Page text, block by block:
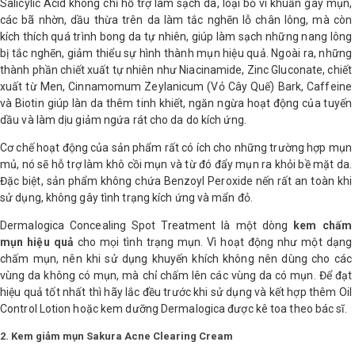
Shop All Brand A-
Z
Salicylic Acid không chỉ hỗ trợ làm sạch da, loại bỏ vi khuẩn gây mụn,
các bã nhờn, dầu thừa trên da làm tắc nghẽn lỗ chân lông, mà còn
kích thích quá trình bong da tự nhiên, giúp làm sạch những nang lông
bị tắc nghẽn, giảm thiểu sự hình thành mụn hiệu quả. Ngoài ra, những
thành phần chiết xuất tự nhiên như Niacinamide, Zinc Gluconate, chiết
xuất từ Men, Cinnamomum Zeylanicum (Vỏ Cây Quế) Bark, Caffeine
và Biotin giúp làn da thêm tinh khiết, ngăn ngừa hoạt động của tuyến
dầu và làm dịu giảm ngứa rát cho da do kích ứng.
Cơ chế hoạt động của sản phẩm rất có ích cho những trường hợp mụn
mủ, nó sẽ hỗ trợ làm khô cồi mụn và từ đó đẩy mụn ra khỏi bề mặt da.
Đặc biệt, sản phẩm không chứa Benzoyl Peroxide nến rất an toàn khi
sử dụng, không gây tình trạng kích ứng và mẩn đỏ.
Dermalogica Concealing Spot Treatment là một dòng
kem chấm
mụn hiệu quả cho mọi tình trạng mụn. Vì hoạt động như một dạng
chấm mụn, nên khi sử dụng khuyến khích không nên dùng cho các
vùng da không có mụn, mà chỉ chấm lên các vùng da có mụn. Để đạt
hiệu quả tốt nhất thì hãy lắc đều trước khi sử dụng và kết hợp thêm Oil
Control Lotion hoặc kem dưỡng Dermalogica được kê toa theo bác sĩ.
2. Kem giảm mụn Sakura Acne Clearing Cream